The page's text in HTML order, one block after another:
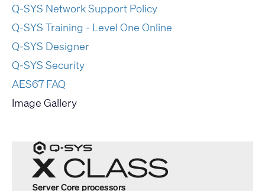
Q-SYS Network Support Policy
Q-SYS Training - Level One Online
Q-SYS Designer
Q-SYS Security
AES67 FAQ
Image Gallery